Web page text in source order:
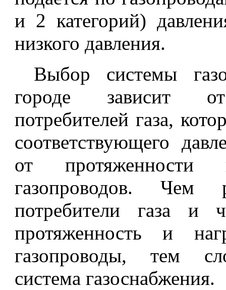
и 2 категорий)
низкого давления.
Выбор системы
городе зависит
потребителей газа,
соответствующего
от протяженности
газопроводов. Чем
потребители газа и
протяженность и
газопроводы, тем
система газоснабжения.